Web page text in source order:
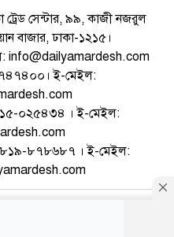
ট্রেড সেন্টার, ৯৯, কাজী নজরুল
বাজার, ঢাকা-১২১৫।
info@dailyamardesh.com
ই-মেইল:
০২৫৪৩৪ । ই-মেইল:
৮৭৮৬৮৭ । ই-মেইল: